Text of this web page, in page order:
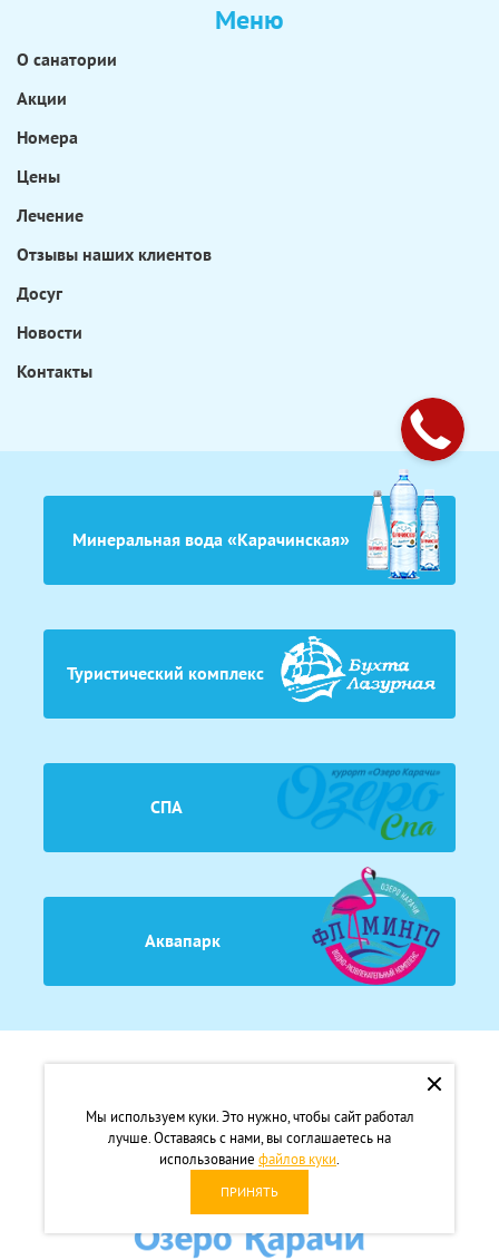
Меню
О санатории
Акции
Номера
Цены
Лечение
Отзывы наших клиентов
Досуг
Новости
Контакты
Минеральная вода «Карачинская»
Туристический комплекс
СПА
Аквапарк
Мы используем куки. Это нужно, чтобы сайт работал
лучше. Оставаясь с нами, вы соглашаетесь на
использование файлов куки.
ПРИНЯТЬ